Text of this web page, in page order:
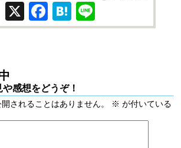
X Facebook
Hatena
感想をどうぞ！
されることはありません。 ※ が付いている